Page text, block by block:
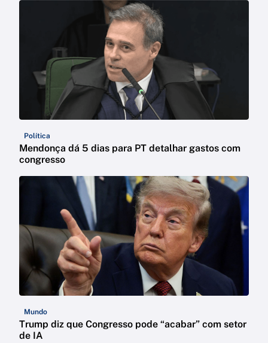
Política
Mendonça dá 5 dias para PT detalhar gastos com
congresso
Mundo
Trump diz que Congresso pode “acabar” com setor
de IA